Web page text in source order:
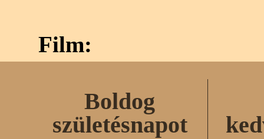
Film:
Boldog
születésnapot